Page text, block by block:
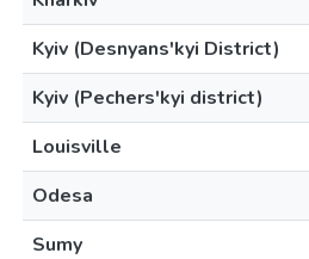
Kyiv (Desnyans'kyi District)
Kyiv (Pechers'kyi district)
Louisville
Odesa
Sumy